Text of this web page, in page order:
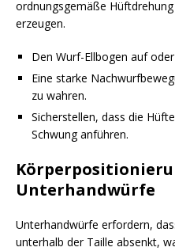
ordnungsgemäße
erzeugen.
Den Wurf-Ellbogen auf
Eine starke
zu wahren.
Sicherstellen, dass die
Schwung anführen.
Unterhandwürfe
Unterhandwürfe erfordern,
unterhalb der Taille absenkt,